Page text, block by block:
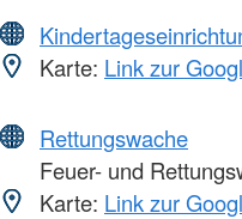
Karte: Link zur
Rettungswache
Feuer- und
Karte: Link zur